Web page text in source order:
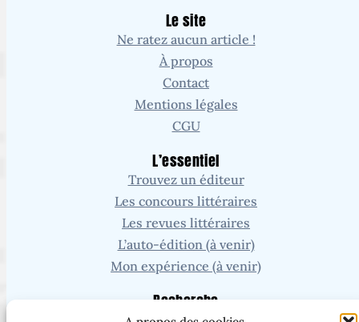
Le site
Ne ratez aucun article !
À propos
Contact
Mentions légales
CGU
L’essentiel
Trouvez un éditeur
Les concours littéraires
Les revues littéraires
L’auto-édition (à venir)
Mon expérience (à venir)
Recherche